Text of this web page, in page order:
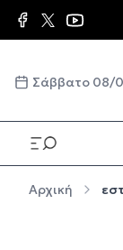
Παράκαμψη προς
Σάββατο 08/
Αρχική